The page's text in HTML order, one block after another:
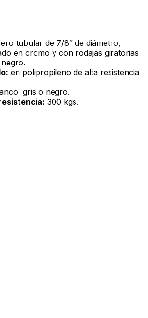
tubular de 7/8″ de diámetro,
en cromo y con rodajas giratorias
en polipropileno de alta resistencia
gris o negro.
300 kgs.